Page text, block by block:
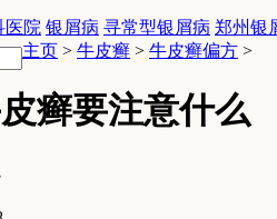
医院 银屑病 寻常型银屑病 郑州银
主页 > 牛皮癣 > 牛皮癣偏方 >
癣要注意什么